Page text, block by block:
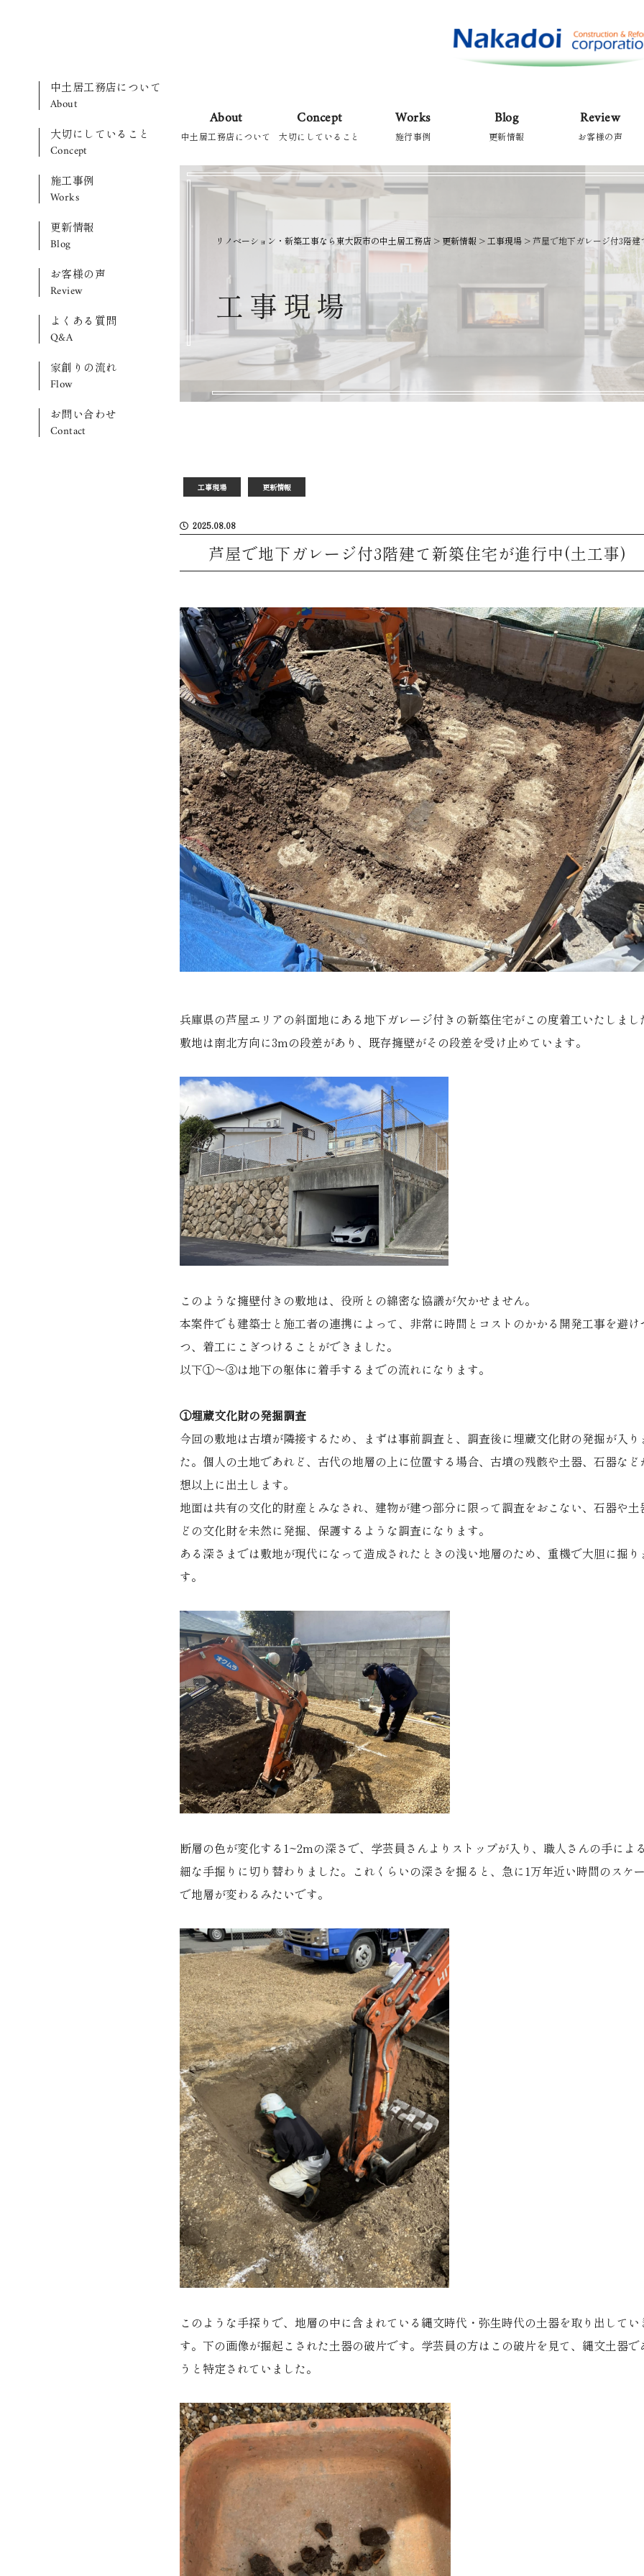
About
中土居工務店について
Concept
大切にしていること
Works
施行事例
Blog
更新情報
Review
お客様の声
中土居工務店について
About
大切にしていること
Concept
施工事例
Works
更新情報
Blog
お客様の声
Review
よくある質問
Q&A
家創りの流れ
Flow
お問い合わせ
Contact
リノベーション・新築工事なら東大阪市の中土居工務店 > 更新情報 > 工事現場 >芦屋で地下ガレージ付3階
工 事 現場
工事現場 更新情報
2025.08.08
芦屋で地下ガレージ付3階建て新築住宅が進行中(土工事)
兵庫県の芦屋エリアの斜面地にある地下ガレージ付きの新築住宅がこの度着工いたしまし
敷地は南北方向に3mの段差があり、既存擁壁がその段差を受け止めています。
このような擁壁付きの敷地は、役所との綿密な協議が欠かせません。
本案件でも建築士と施工者の連携によって、非常に時間とコストのかかる開発工事を避け
つ、着工にこぎつけることができました。
以下①～③は地下の躯体に着手するまでの流れになります。
①埋蔵文化財の発掘調査
今回の敷地は古墳が隣接するため、まずは事前調査と、調査後に埋蔵文化財の発掘が入り
た。個人の土地であれど、古代の地層の上に位置する場合、古墳の残骸や土器、石器など
想以上に出土します。
地面は共有の文化的財産とみなされ、建物が建つ部分に限って調査をおこない、石器や土
どの文化財を未然に発掘、保護するような調査になります。
ある深さまでは敷地が現代になって造成されたときの浅い地層のため、重機で大胆に掘り
す。
断層の色が変化する1~2mの深さで、学芸員さんよりストップが入り、職人さんの手によ
細な手掘りに切り替わりました。これくらいの深さを掘ると、急に1万年近い時間のスケ
で地層が変わるみたいです。
このような手探りで、地層の中に含まれている縄文時代・弥生時代の土器を取り出してい
す。下の画像が掘起こされた土器の破片です。学芸員の方はこの破片を見て、縄文土器で
うと特定されていました。